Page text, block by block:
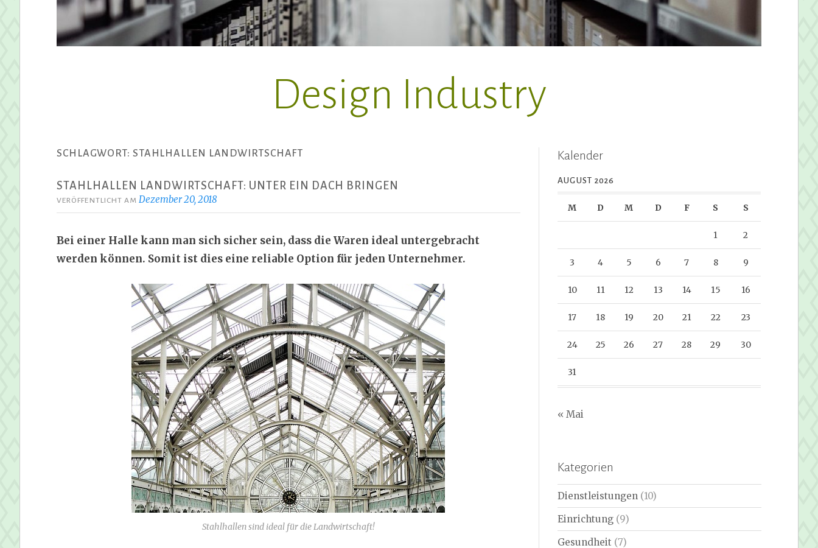
Design Industry
SCHLAGWORT: STAHLHALLEN LANDWIRTSCHAFT
STAHLHALLEN LANDWIRTSCHAFT: UNTER EIN DACH BRINGEN
VERÖFFENTLICHT AMDezember 20, 2018
Bei einer Halle kann man sich sicher sein, dass die Waren ideal untergebracht
werden können. Somit ist dies eine reliable Option für jeden Unternehmer.
Stahlhallen sind ideal für die Landwirtschaft!
Kalender
AUGUST 2026
M D M D F S S
1 2
3 4 5 6 7 8 9
10 11 12 13 14 15 16
17 18 19 20 21 22 23
24 25 26 27 28 29 30
31
« Mai
Kategorien
Dienstleistungen (10)
Einrichtung (9)
Gesundheit (7)